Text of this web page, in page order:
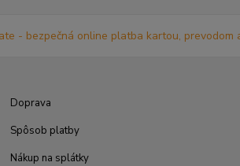
Doprava
Spôsob platby
Nákup na splátky